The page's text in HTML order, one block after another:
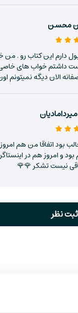
خواب دیدم کراواتم رو
خواب‌ها، شرایط
رو توی خوابت
خواب ببینی که
خواب و رویا
بخونی یا بشنوی.
کتاب لذت می‌بری؟
که دیدگاه
مقالات فروید
محسن
دارم این کتاب رو .
داشتم خواب های
الان دیگه نمیتونم
بود اتفاقا من هم
بود و امروز هم در
نیست تشکر 🌹🌹
ثبت نظر